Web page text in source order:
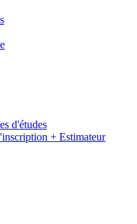
d'études
+ Estimateur